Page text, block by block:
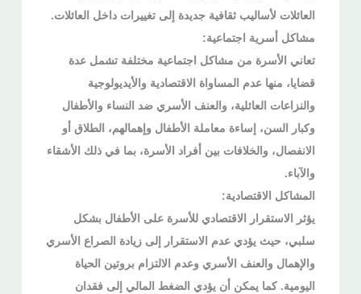
العائلات لأساليب ثقافية جديدة إلى تغييرات داخل العائلات.
مشاكل أسرية اجتماعية:
تعاني الأسرة من مشاكل اجتماعية مختلفة تشمل عدة
قضايا، منها عدم المساواة الاقتصادية والأيديولوجية
والنزاعات العائلية، والعنف الأسري ضد النساء والأطفال
وكبار السن، إساءة معاملة الأطفال وإهمالهم، الطلاق أو
الانفصال، والخلافات بين أفراد الأسرة، بما في ذلك الأشقاء
والآباء.
المشاكل الاقتصادية:
يؤثر الاستقرار الاقتصادي للأسرة على الأطفال بشكل
سلبي، حيث يؤدي عدم الاستقرار إلى زيادة الصراع الأسري
والإهمال والعنف الأسري وعدم الالتزام بروتين الحياة
اليومية. كما يمكن أن يؤدي الضغط المالي إلى فقدان